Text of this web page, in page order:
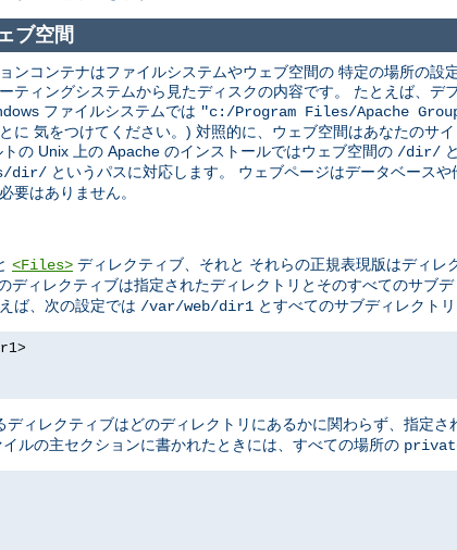
ブ空間
ンコンテナはファイルシステムやウェブ空間の 特定の場所の
ティングシステムから見たディスクの内容です。 たとえば、
ファイルシステムでは "c:/Program Files/Apache
に 気をつけてください。) 対照的に、ウェブ空間はあなたのサ
の Unix 上の Apache のインストールではウェブ空間の /dir/
dir/ というパスに対応します。 ウェブページはデータベース
要はありません。
<Files> ディレクティブ、それと それらの正規表現版はディレ
ディレクティブは指定されたディレクトリとそのすべてのサブデ
ば、次の設定では /var/web/dir1 とすべてのサブディレクト
ディレクティブはどのディレクトリにあるかに関わらず、指定
ルの主セクションに書かれたときには、すべての場所の